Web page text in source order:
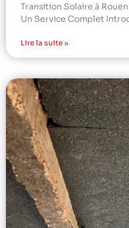
Transition Solaire à
Un Service Complet
Lire la suite »